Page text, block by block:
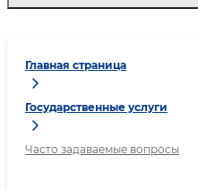
Главная страница
Государственные услуги
Часто задаваемые вопросы